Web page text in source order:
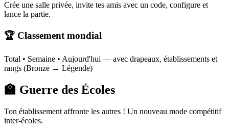
Crée une salle privée, invite tes amis avec un code, configure et
lance la partie.
🏆 Classement mondial
Total • Semaine • Aujourd'hui — avec drapeaux, établissements et
rangs (Bronze → Légende)
🏫 Guerre des Écoles
Ton établissement affronte les autres ! Un nouveau mode compétitif
inter-écoles.